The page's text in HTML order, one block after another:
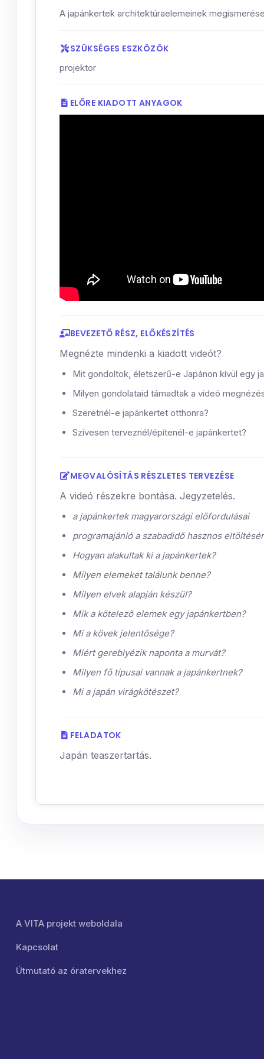
A japánkertek architektúraelemeinek
SZÜKSÉGES ESZKÖZÖK
projektor
ELŐRE KIADOTT ANYAGOK
BEVEZETŐ RÉSZ, ELŐKÉSZÍTÉS
Megnézte mindenki a kiadott videót?
Mit gondoltok, életszerű-e Japánon kívül egy
Milyen gondolataid támadtak a videó
Szeretnél-e japánkertet otthonra?
Szívesen terveznél/építenél-e japánkertet?
MEGVALÓSÍTÁS RÉSZLETES TERVEZÉSE
A videó részekre bontása. Jegyzetelés.
a japánkertek magyarországi előfordulásai
programajánló a szabadidő hasznos
Hogyan alakultak ki a japánkertek?
Milyen elemeket találunk benne?
Milyen elvek alapján készül?
Mik a kötelező elemek egy japánkertben?
Mi a kövek jelentősége?
Miért gereblyézik naponta a murvát?
Milyen fő típusai vannak a japánkertnek?
Mi a japán virágkötészet?
FELADATOK
Japán teaszertartás.
Lábléc menü
A VITA projekt weboldala
Kapcsolat
Útmutató az óratervekhez